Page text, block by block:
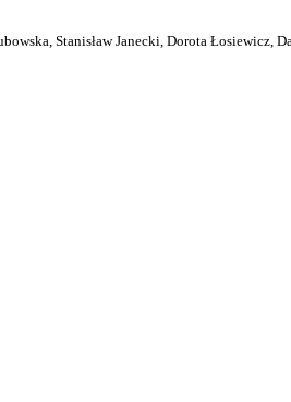
Stanisław Janecki, Dorota Łosiewicz,